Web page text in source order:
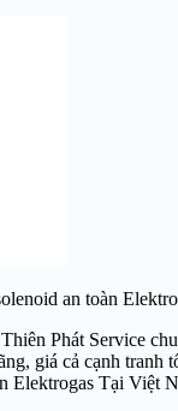
an toàn
Phát Service
giá cả cạnh tranh
Elektrogas Tại Việt